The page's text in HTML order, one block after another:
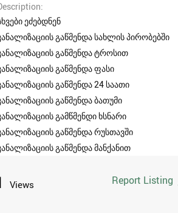
ეძებდნენ
გაწმენდა სახლის პირობებში
გაწმენდა ტროსით
გაწმენდა ფასი
გაწმენდა 24 საათი
გაწმენდა ბათუმი
გამწმენდი ხსნარი
გაწმენდა რუსთავში
გაწმენდა მანქანით
Report Listing
Views